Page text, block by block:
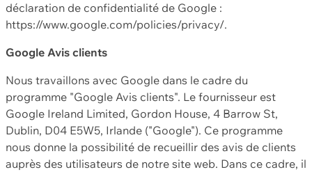
déclaration de confidentialité de Google :
https://www.google.com/policies/privacy/.
Google Avis clients
Nous travaillons avec Google dans le cadre du
programme "Google Avis clients". Le fournisseur est
Google Ireland Limited, Gordon House, 4 Barrow St,
Dublin, D04 E5W5, Irlande ("Google"). Ce programme
nous donne la possibilité de recueillir des avis de clients
auprès des utilisateurs de notre site web. Dans ce cadre, il